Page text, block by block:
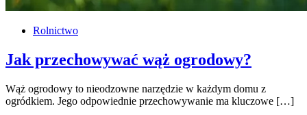
Rolnictwo
Jak przechowywać wąż ogrodowy?
Wąż ogrodowy to nieodzowne narzędzie w każdym domu z
ogródkiem. Jego odpowiednie przechowywanie ma kluczowe […]